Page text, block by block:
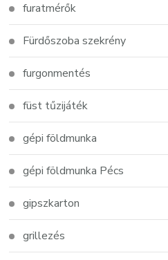
furatmérők
Fürdőszoba szekrény
furgonmentés
füst tűzijáték
gépi földmunka
gépi földmunka Pécs
gipszkarton
grillezés